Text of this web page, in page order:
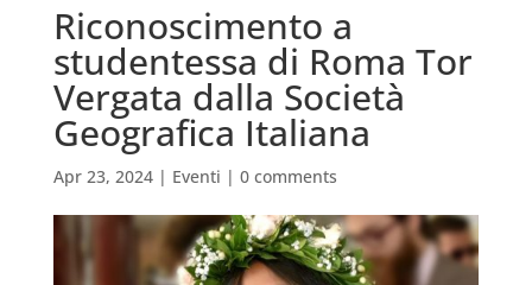
Riconoscimento a
studentessa di Roma Tor
Vergata dalla Società
Geografica Italiana
Apr 23, 2024| Eventi | 0 comments